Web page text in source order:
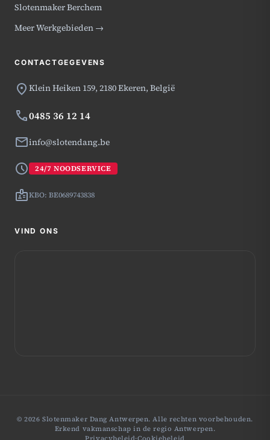
Slotenmaker Berchem
Meer Werkgebieden →
CONTACTGEGEVENS
location_on Klein Heiken 159, 2180 Ekeren, België
phone0485 36 12 14
mailinfo@slotendang.be
schedule 24/7 NOODSERVICE
badgeKBO: BE0689743838
VIND ONS
© 2026 Slotenmaker Dang Antwerpen. Alle rechten voorbehouden.
Erkend vakmanschap in de regio Antwerpen.